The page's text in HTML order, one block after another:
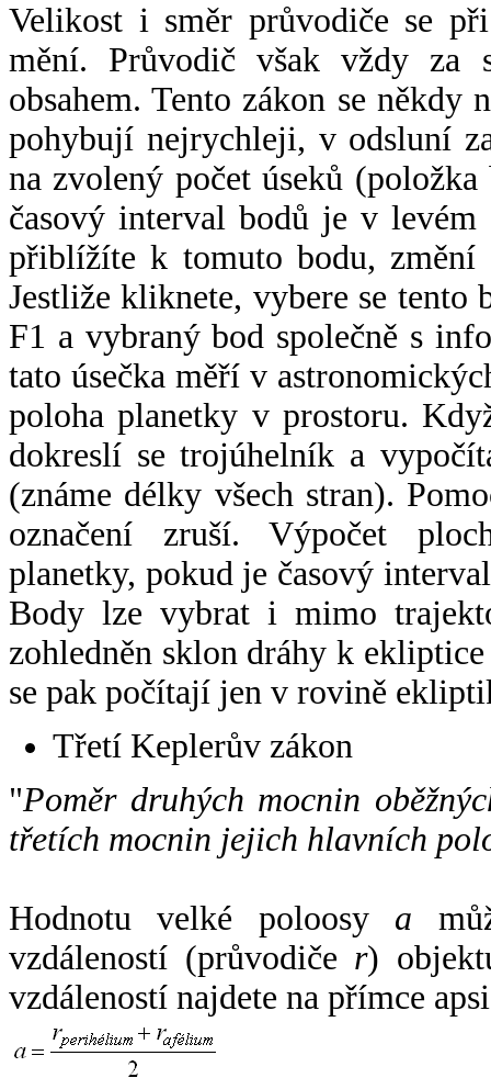
Velikost i směr průvodiče se
mění. Průvodič však vždy za
obsahem. Tento zákon se někdy
pohybují nejrychleji, v odsluní
na zvolený počet úseků
časový interval bodů je v
přiblížíte k tomuto bodu,
Jestliže kliknete, vybere se tento
F1 a vybraný bod společně s
tato úsečka měří v
poloha planetky v prostoru.
dokreslí se trojúhelník a
(známe délky všech stran).
označení zruší. Výpočet
planetky, pokud je časový
Body lze vybrat i mimo
zohledněn sklon dráhy k
se pak počítají jen v rovině
Třetí Keplerův zákon
"Poměr druhých mocnin
třetích mocnin jejich hlavních
Hodnotu velké poloosy a
vzdáleností (průvodiče r)
vzdáleností najdete na přímce